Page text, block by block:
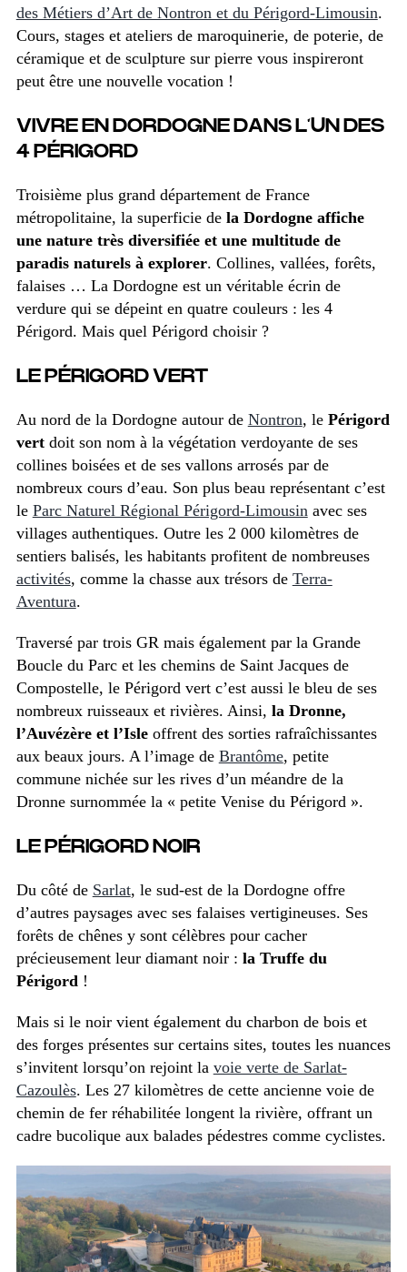
des Métiers d’Art de Nontron et du Périgord-Limousin.
Cours, stages et ateliers de maroquinerie, de poterie, de
céramique et de sculpture sur pierre vous inspireront
peut être une nouvelle vocation !
VIVRE EN DORDOGNE DANS L’UN DES
4 PÉRIGORD
Troisième plus grand département de France
métropolitaine, la superficie de la Dordogne affiche
une nature très diversifiée et une multitude de
paradis naturels à explorer. Collines, vallées, forêts,
falaises … La Dordogne est un véritable écrin de
verdure qui se dépeint en quatre couleurs : les 4
Périgord. Mais quel Périgord choisir ?
LE PÉRIGORD VERT
Au nord de la Dordogne autour de Nontron, le Périgord
vertdoit son nom à la végétation verdoyante de ses
collines boisées et de ses vallons arrosés par de
nombreux cours d’eau. Son plus beau représentant c’est
le Parc Naturel Régional Périgord-Limousin avec ses
villages authentiques. Outre les 2 000 kilomètres de
sentiers balisés, les habitants profitent de nombreuses
activités, comme la chasse aux trésors de Terra-
Aventura.
Traversé par trois GR mais également par la Grande
Boucle du Parc et les chemins de Saint Jacques de
Compostelle, le Périgord vert c’est aussi le bleu de ses
nombreux ruisseaux et rivières. Ainsi, la Dronne,
l’Auvézère et l’Isleoffrent des sorties rafraîchissantes
aux beaux jours. A l’image de Brantôme, petite
commune nichée sur les rives d’un méandre de la
Dronne surnommée la « petite Venise du Périgord ».
LE PÉRIGORD NOIR
Du côté de Sarlat, le sud-est de la Dordogne offre
d’autres paysages avec ses falaises vertigineuses. Ses
forêts de chênes y sont célèbres pour cacher
précieusement leur diamant noir : la Truffe du
Périgord !
Mais si le noir vient également du charbon de bois et
des forges présentes sur certains sites, toutes les nuances
s’invitent lorsqu’on rejoint la voie verte de Sarlat-
Cazoulès. Les 27 kilomètres de cette ancienne voie de
chemin de fer réhabilitée longent la rivière, offrant un
cadre bucolique aux balades pédestres comme cyclistes.